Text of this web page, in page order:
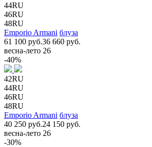
44RU
46RU
48RU
Emporio Armani блуза
61 100 руб.36 660 руб.
весна-лето 26
-40%
42RU
44RU
46RU
48RU
Emporio Armani блуза
40 250 руб.24 150 руб.
весна-лето 26
-30%